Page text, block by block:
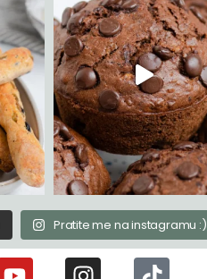
Pratite me na instagramu :)